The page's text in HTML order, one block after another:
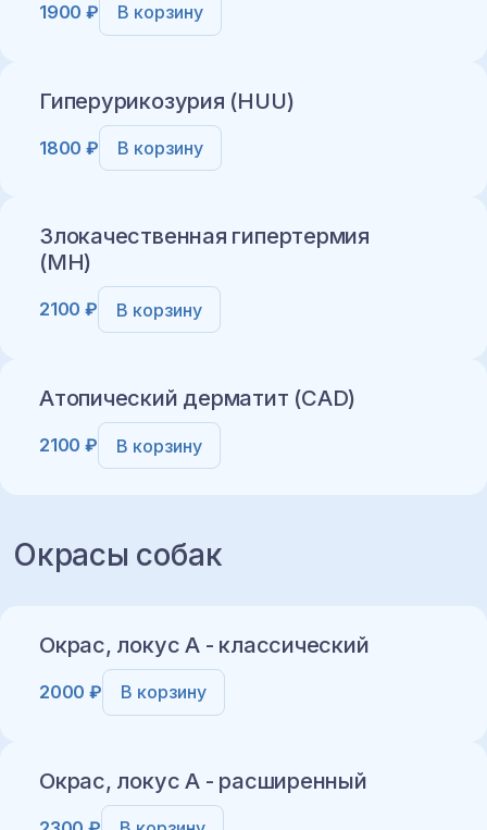
Добавить в корзину
1900 ₽ В корзину
Гиперурикозурия (HUU)
Добавить в корзину
1800 ₽ В корзину
Злокачественная гипертермия
(MH)
2100 ₽ В корзину
Атопический дерматит (CAD)
2100 ₽ В корзину
Окрасы собак
Окрас, локус A - классический
2000 ₽ В корзину
Окрас, локус A - расширенный